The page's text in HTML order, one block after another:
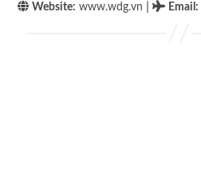
Website: www.wdg.vn Email :